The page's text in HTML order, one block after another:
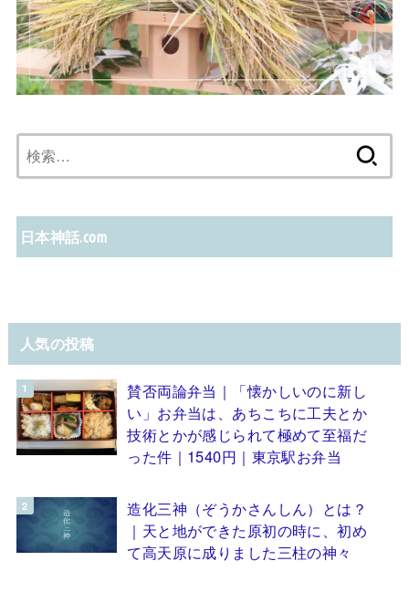
索:
日本神話.com
人気の投稿
賛否両論弁当｜「懐かしいのに新し
い」お弁当は、あちこちに工夫とか
技術とかが感じられて極めて至福だ
った件｜1540円｜東京駅お弁当
造化三神（ぞうかさんしん）とは？
｜天と地ができた原初の時に、初め
て高天原に成りました三柱の神々